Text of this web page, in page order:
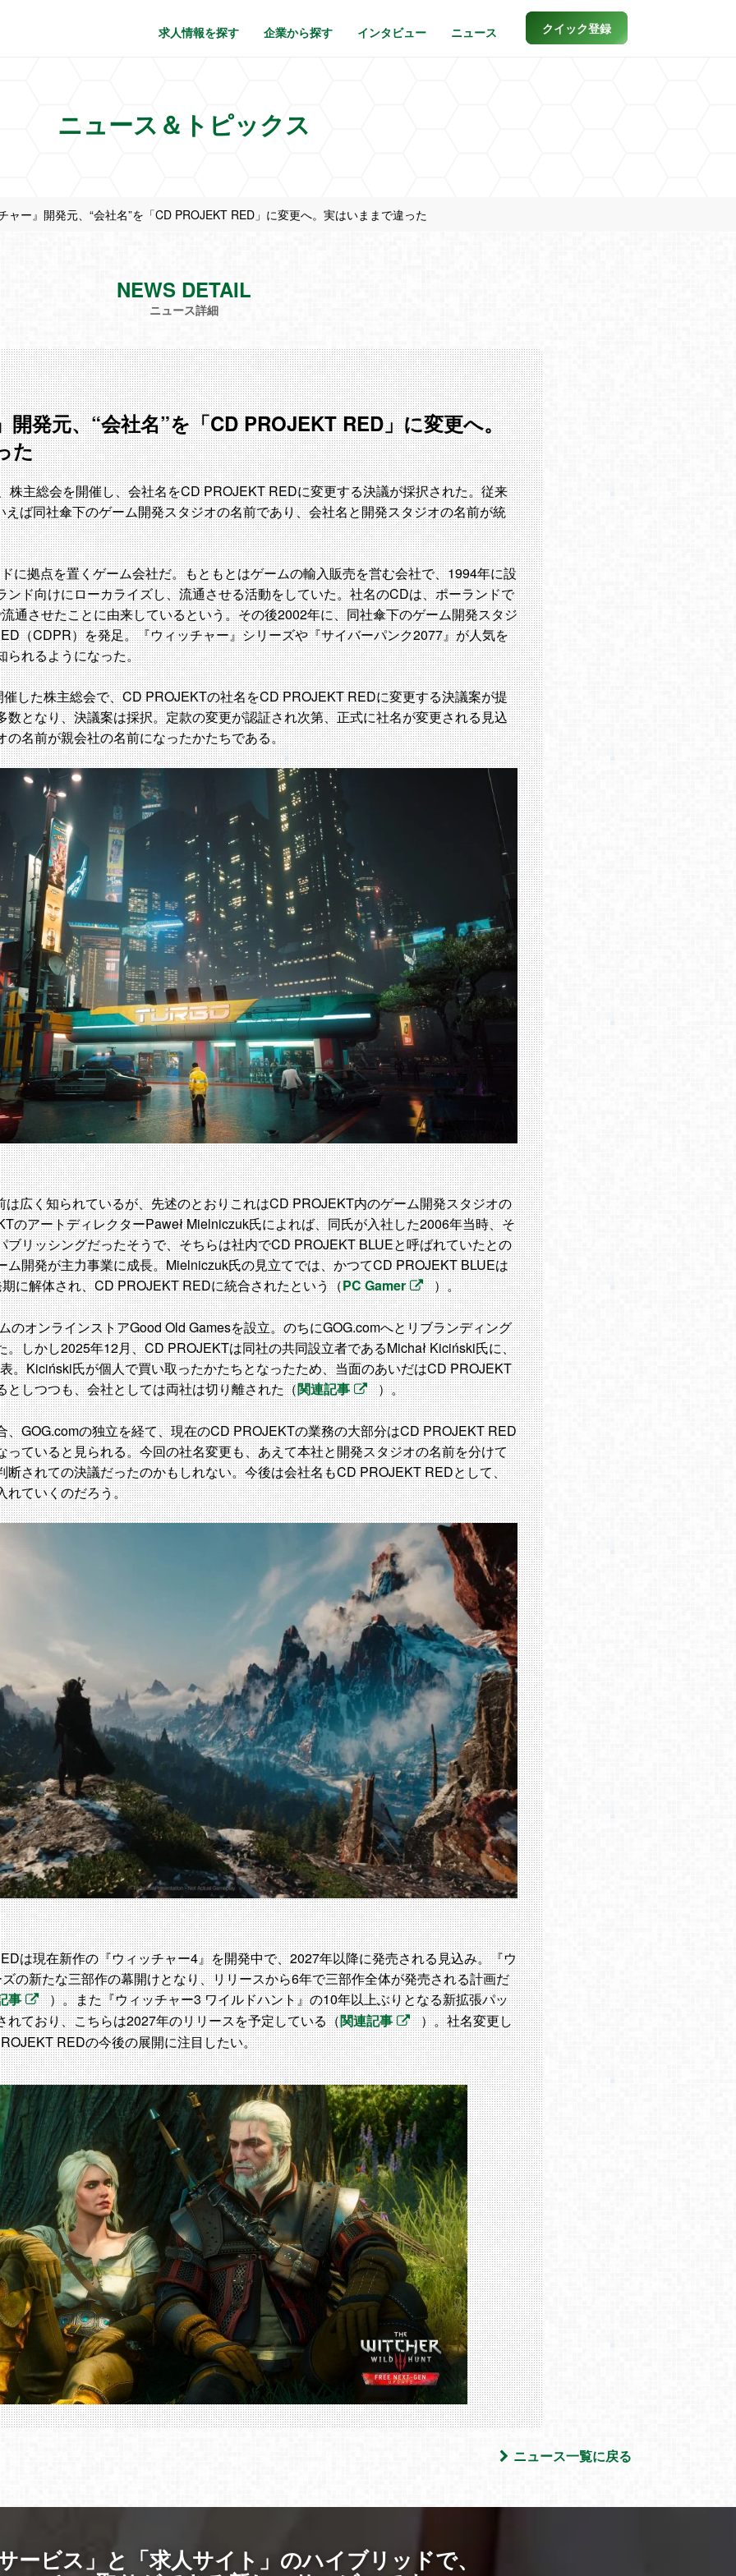
求人情報を探す 企業から探す インタビュー ニュース クイック登録
ニュース＆トピックス
ャー』開発元、“会社名”を「CD PROJEKT RED」に変更へ。実はいままで違った
NEWS DETAIL
ニュース詳細
開発元、“会社名”を「CD PROJEKT RED」に変更へ。
た
株主総会を開催し、会社名をCD PROJEKT REDに変更する決議が採択された。従来
ば同社傘下のゲーム開発スタジオの名前であり、会社名と開発スタジオの名前が統
に拠点を置くゲーム会社だ。もともとはゲームの輸入販売を営む会社で、1994年に設
ンド向けにローカライズし、流通させる活動をしていた。社名のCDは、ポーランドで
通させたことに由来しているという。その後2002年に、同社傘下のゲーム開発スタジ
（CDPR）を発足。『ウィッチャー』シリーズや『サイバーパンク2077』が人気を
られるようになった。
した株主総会で、CD PROJEKTの社名をCD PROJEKT REDに変更する決議案が提
数となり、決議案は採択。定款の変更が認証され次第、正式に社名が変更される見込
の名前が親会社の名前になったかたちである。
広く知られているが、先述のとおりこれはCD PROJEKT内のゲーム開発スタジオの
のアートディレクターPaweł Mielniczuk氏によれば、同氏が入社した2006年当時、そ
ブリッシングだったそうで、そちらは社内でCD PROJEKT BLUEと呼ばれていたとの
ム開発が主力事業に成長。Mielniczuk氏の見立てでは、かつてCD PROJEKT BLUEは
に解体され、CD PROJEKT REDに統合されたという（PC Gamer ）。
のオンラインストアGood Old Gamesを設立。のちにGOG.comへとリブランディング
。しかし2025年12月、CD PROJEKTは同社の共同設立者であるMichał Kiciński氏に、
。Kiciński氏が個人で買い取ったかたちとなったため、当面のあいだはCD PROJEKT
としつつも、会社としては両社は切り離された（関連記事 ）。
、GOG.comの独立を経て、現在のCD PROJEKTの業務の大部分はCD PROJEKT RED
っていると見られる。今回の社名変更も、あえて本社と開発スタジオの名前を分けて
断されての決議だったのかもしれない。今後は会社名もCD PROJEKT REDとして、
れていくのだろう。
は現在新作の『ウィッチャー4』を開発中で、2027年以降に発売される見込み。『ウ
の新たな三部作の幕開けとなり、リリースから6年で三部作全体が発売される計画だ
事
）。また『ウィッチャー3 ワイルドハント』の10年以上ぶりとなる新拡張パッ
れており、こちらは2027年のリリースを予定している（関連記事
）。社名変更し
REDの今後の展開に注目したい。
ニュース一覧に戻る
ービス」と「求人サイト」のハイブリッドで、